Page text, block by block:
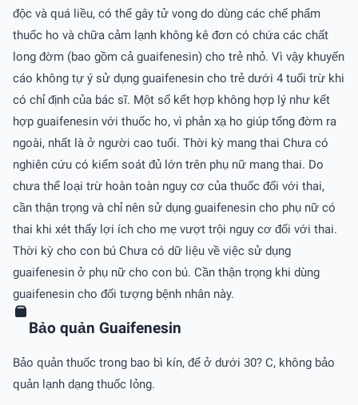
độc và quá liều, có thể gây tử vong do dùng các chế phẩm
thuốc ho và chữa cảm lạnh không kê đơn có chứa các chất
long đờm (bao gồm cả guaifenesin) cho trẻ nhỏ. Vì vậy khuyến
cáo không tự ý sử dụng guaifenesin cho trẻ dưới 4 tuổi trừ khi
có chỉ định của bác sĩ. Một số kết hợp không hợp lý như kết
hợp guaifenesin với thuốc ho, vì phản xạ ho giúp tống đờm ra
ngoài, nhất là ở người cao tuổi. Thời kỳ mang thai Chưa có
nghiên cứu có kiểm soát đủ lớn trên phụ nữ mang thai. Do
chưa thể loại trừ hoàn toàn nguy cơ của thuốc đối với thai,
cần thận trọng và chỉ nên sử dụng guaifenesin cho phụ nữ có
thai khi xét thấy lợi ích cho mẹ vượt trội nguy cơ đối với thai.
Thời kỳ cho con bú Chưa có dữ liệu về việc sử dụng
guaifenesin ở phụ nữ cho con bú. Cần thận trọng khi dùng
guaifenesin cho đối tượng bệnh nhân này.
Bảo quản Guaifenesin
Bảo quản thuốc trong bao bì kín, để ở dưới 30? C, không bảo
quản lạnh dạng thuốc lỏng.